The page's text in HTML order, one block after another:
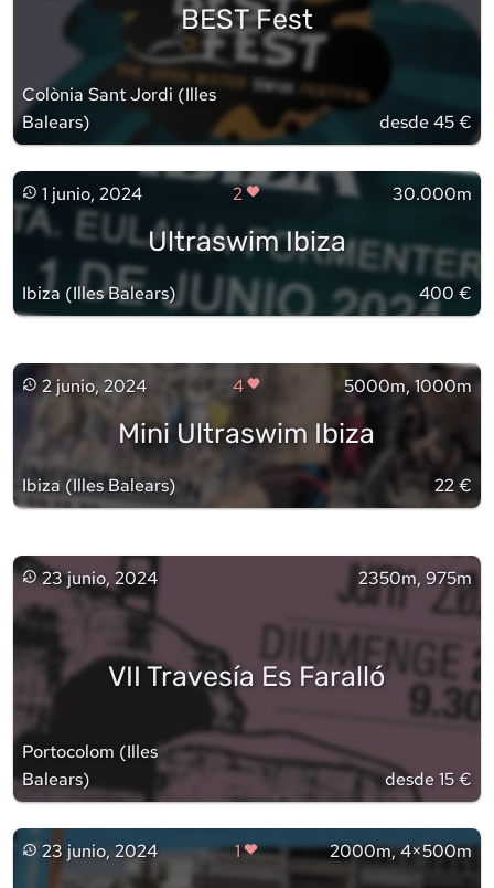
BEST Fest
Colònia Sant Jordi (Illes
Balears) desde 45 €
1 junio, 2024 2 30.000m
Ultraswim Ibiza
Ibiza (Illes Balears) 400 €
2 junio, 2024 4 5000m, 1000m
Mini Ultraswim Ibiza
Ibiza (Illes Balears) 22 €
23 junio, 2024 2350m, 975m
VII Travesía Es Faralló
Portocolom (Illes
Balears) desde 15 €
23 junio, 2024 1 2000m, 4×500m